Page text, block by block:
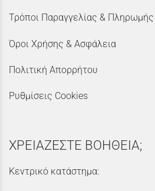
Τρόποι Παραγγελίας & Πληρωμής
Όροι Χρήσης & Ασφάλεια
Πολιτική Απορρήτου
Ρυθμίσεις Cookies
ΧΡΕΙΑΖΕΣΤΕ ΒΟΗΘΕΙΑ;
Κεντρικό κατάστημα: